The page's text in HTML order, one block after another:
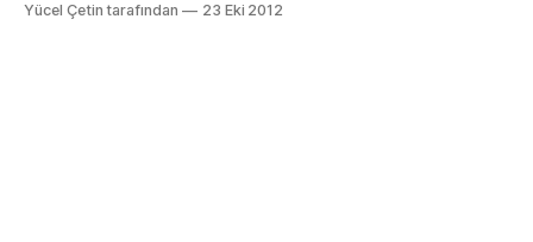
kullanacağız. RFM12B nedir, ne işe yarar, üstünlükleri
Yücel Çetin tarafından 23 Eki 2012